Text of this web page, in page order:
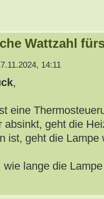
Wattzahl
14:11
,
eine
absinkt, geht die
ist, geht die Lampe
lange die